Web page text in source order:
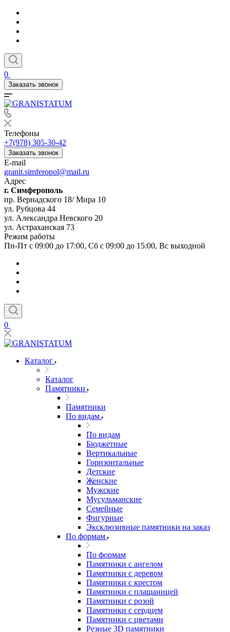
0
Заказать звонок
Телефоны
+7(978) 305-30-42
Заказать звонок
E-mail
granit.simferopol@mail.ru
Адрес
г. Симферополь
пр. Вернадского 18/ Мира 10
ул. Рубцова 44
ул. Александра Невского 20
ул. Астраханская 73
Режим работы
Пн-Пт с 09:00 до 17:00, Сб с 09:00 до 15:00, Вс выходной
0
Каталог
Каталог
Памятники
Памятники
По видам
По видам
Бюджетные
Вертикальные
Горизонтальные
Детские
Женские
Мужские
Мусульманские
Семейные
Фигурные
Эксклюзивные памятники на заказ
По формам
По формам
Памятники с ангелом
Памятники с деревом
Памятники с крестом
Памятники с плащаницей
Памятники с розой
Памятники с сердцем
Памятники с цветами
Резные 3D памятники